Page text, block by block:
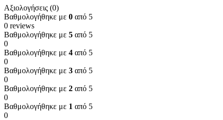
Αξιολογήσεις (0)
Βαθμολογήθηκε με 0 από 5
0 reviews
Βαθμολογήθηκε με 5 από 5
0
Βαθμολογήθηκε με 4 από 5
0
Βαθμολογήθηκε με 3 από 5
0
Βαθμολογήθηκε με 2 από 5
0
Βαθμολογήθηκε με 1 από 5
0